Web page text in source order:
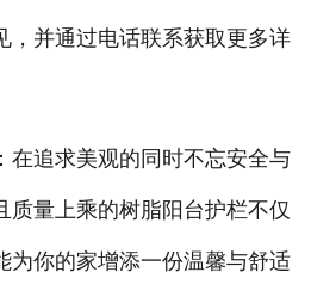
，并通过电话联系获取更多详
在追求美观的同时不忘安全与
质量上乘的树脂阳台护栏不仅
为你的家增添一份温馨与舒适